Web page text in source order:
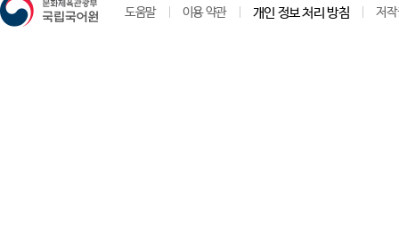
도움말 이용 약관 개인 정보 처리 방침 저